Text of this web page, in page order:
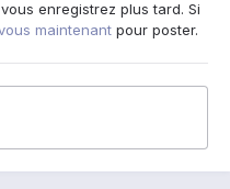
enregistrez plus tard. Si
maintenant pour poster.